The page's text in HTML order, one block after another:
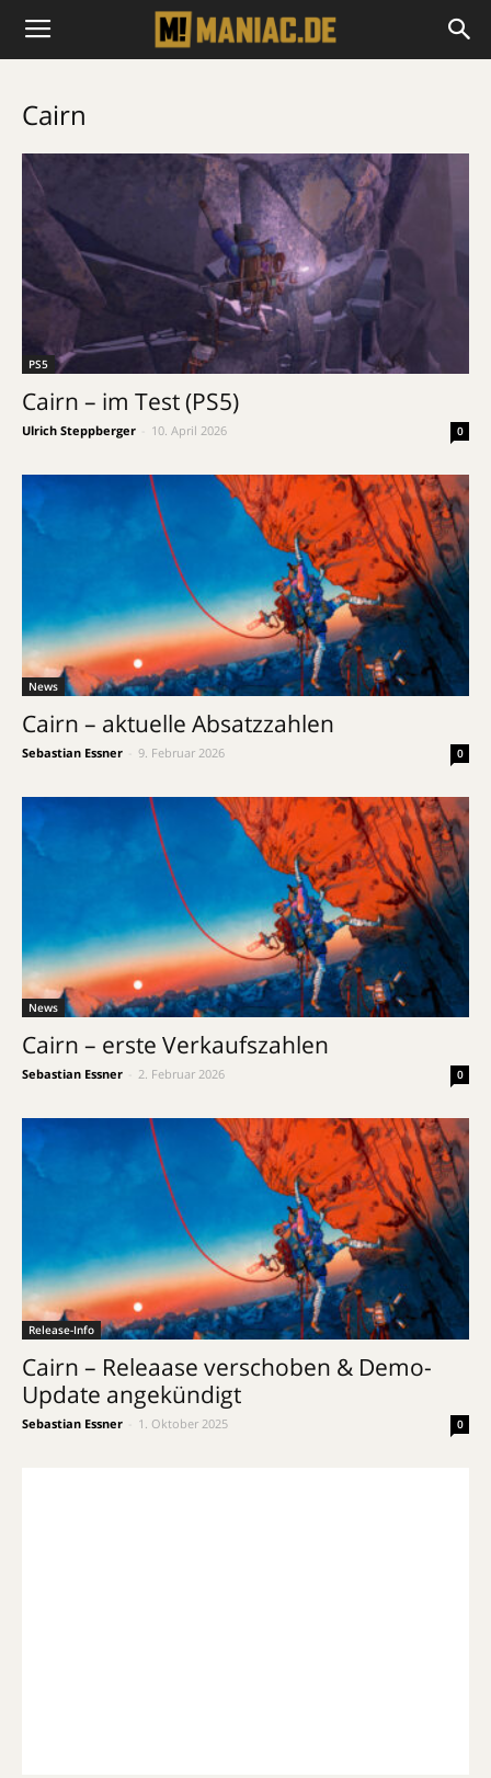
Cairn
PS5
Cairn – im Test (PS5)
Ulrich Steppberger 10. April 2026 0
News
Cairn – aktuelle Absatzzahlen
Sebastian Essner 9. Februar 2026 0
News
Cairn – erste Verkaufszahlen
Sebastian Essner 2. Februar 2026 0
Release-Info
Cairn – Releaase verschoben & Demo-
Update angekündigt
Sebastian Essner 1. Oktober 2025 0